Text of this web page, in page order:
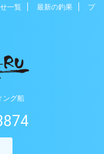
一覧 最新の釣果
プ
ング船